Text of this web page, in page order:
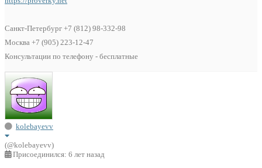
Санкт-Петербург +7 (812) 98-332-98
Москва +7 (905) 223-12-47
Консультации по телефону - бесплатные
kolebayevv
(@kolebayevv)
Присоединился: 6 лет назад